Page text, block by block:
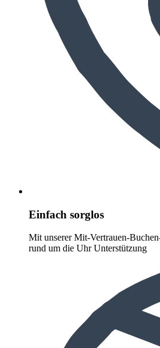
Einfach sorglos
Mit unserer Mit-Vertrauen-
rund um die Uhr Unterstützung